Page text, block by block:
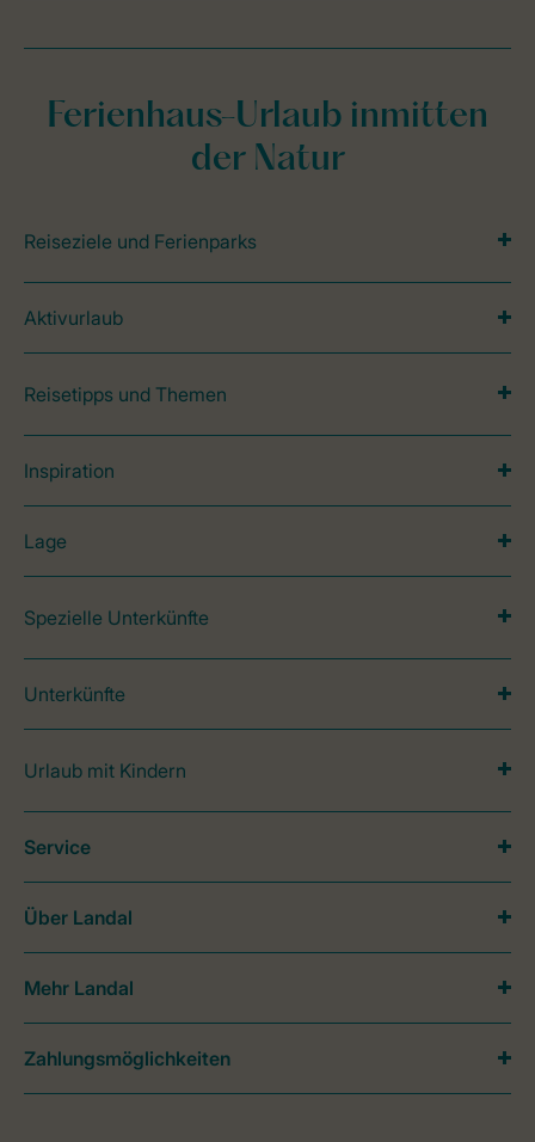
Ferienhaus-Urlaub inmitten
der Natur
Reiseziele und Ferienparks
Aktivurlaub
Reisetipps und Themen
Inspiration
Lage
Spezielle Unterkünfte
Unterkünfte
Urlaub mit Kindern
Service
Über Landal
Mehr Landal
Zahlungsmöglichkeiten